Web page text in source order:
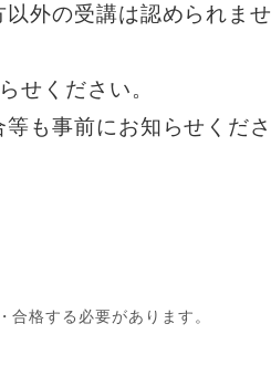
外の受講は認められませ
せください。
も事前にお知らせくださ
格する必要があります。